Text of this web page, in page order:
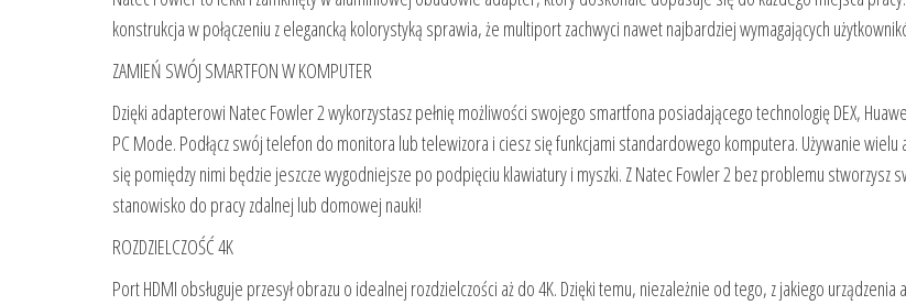
konstrukcja w połączeniu z elegancką kolorystyką sprawia, że multiport zachwyci nawet najbardziej wymagających
ZAMIEŃ SWÓJ SMARTFON W KOMPUTER
Dzięki adapterowi Natec Fowler 2 wykorzystasz pełnię możliwości swojego smartfona posiadającego technologię DEX,
PC Mode. Podłącz swój telefon do monitora lub telewizora i ciesz się funkcjami standardowego komputera. Używanie wielu
się pomiędzy nimi będzie jeszcze wygodniejsze po podpięciu klawiatury i myszki. Z Natec Fowler 2 bez problemu stworzysz
stanowisko do pracy zdalnej lub domowej nauki!
ROZDZIELCZOŚĆ 4K
Port HDMI obsługuje przesył obrazu o idealnej rozdzielczości aż do 4K. Dzięki temu, niezależnie od tego, z jakiego urządzenia